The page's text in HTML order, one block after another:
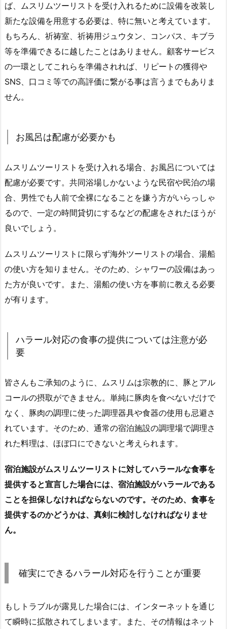
ば、ムスリムツーリストを受け入れるために設備を改装し
新たな設備を用意する必要は、特に無いと考えています。
もちろん、祈祷室、祈祷用ジュウタン、コンパス、キブラ
等を準備できるに越したことはありません。顧客サービス
の一環としてこれらを準備されれば、リピートの獲得や
SNS、口コミ等での高評価に繋がる事は言うまでもありま
せん。
お風呂は配慮が必要かも
ムスリムツーリストを受け入れる場合、お風呂については
配慮が必要です。共同浴場しかないような民宿や民泊の場
合、男性でも人前で全裸になることを嫌う方がいらっしゃ
るので、一定の時間貸切にするなどの配慮をされたほうが
良いでしょう。
ムスリムツーリストに限らず海外ツーリストの場合、湯船
の使い方を知りません。そのため、シャワーの設備はあっ
た方が良いです。また、湯船の使い方を事前に教える必要
が有ります。
ハラール対応の食事の提供については注意が必
要
皆さんもご承知のように、ムスリムは宗教的に、豚とアル
コールの摂取ができません。単純に豚肉を食べないだけで
なく、豚肉の調理に使った調理器具や食器の使用も忌避さ
れています。そのため、通常の宿泊施設の調理場で調理さ
れた料理は、ほぼ口にできないと考えられます。
宿泊施設がムスリムツーリストに対してハラールな食事を
提供すると宣言した場合には、宿泊施設がハラールである
ことを担保しなければならないのです。そのため、食事を
提供するのかどうかは、真剣に検討しなければなりませ
ん。
確実にできるハラール対応を行うことが重要
もしトラブルが露見した場合には、インターネットを通じ
て瞬時に拡散されてしまいます。また、その情報はネット